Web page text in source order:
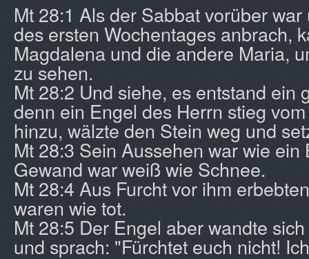
Mt 28:1 Als der Sabbat vorüber
des ersten Wochentages anbrach,
Magdalena und die andere Maria,
zu sehen.
Mt 28:2 Und siehe, es entstand ein
denn ein Engel des Herrn stieg
hinzu, wälzte den Stein weg und
Mt 28:3 Sein Aussehen war wie ein
Gewand war weiß wie Schnee.
Mt 28:4 Aus Furcht vor ihm
waren wie tot.
Mt 28:5 Der Engel aber wandte
und sprach: "Fürchtet euch nicht!